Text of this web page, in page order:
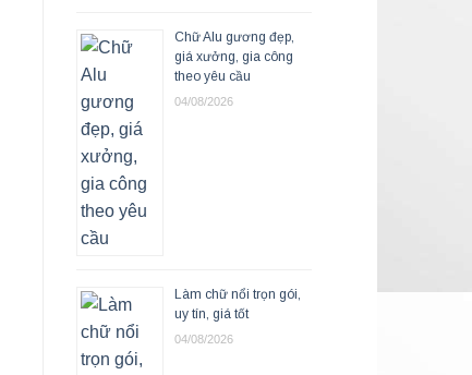
Chữ Alu gương đẹp,
giá xưởng, gia công
theo yêu cầu
04/08/2026
Làm chữ nổi trọn gói,
uy tín, giá tốt
04/08/2026